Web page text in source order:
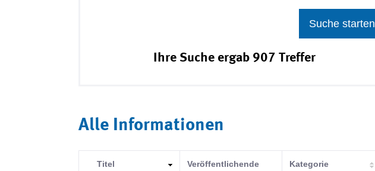
Suche starten
Ihre Suche ergab 907 Treffer
Alle Informationen
Titel
Veröffentlichende
Kategorie